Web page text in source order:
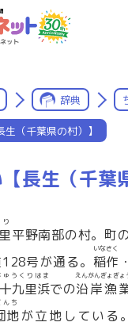
辞典
（千葉県の村）】
長生（千葉
平野南部の村。町
号が通る。 稲作
いなさく
・
九里浜
ゅうくりはま
での沿岸漁
えんがんぎょぎょ
地
んち
が立地している